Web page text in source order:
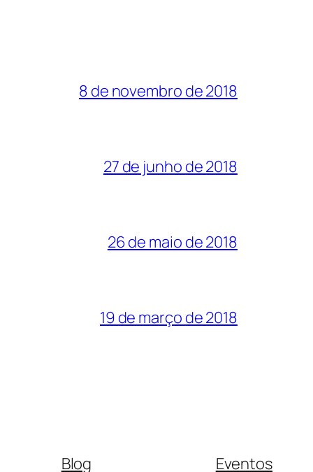
8 de novembro de 2018
27 de junho de 2018
26 de maio de 2018
19 de março de 2018
Blog Eventos